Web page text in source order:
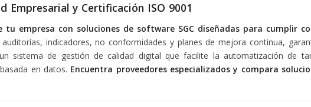
Empresarial y Certificación ISO 9001
empresa con soluciones de software SGC diseñadas para cumplir
indicadores, no conformidades y planes de mejora continua,
sistema de gestión de calidad digital que facilite la automatización de
en datos. Encuentra proveedores especializados y compara